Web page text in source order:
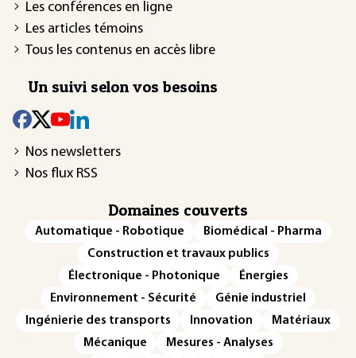
Les conférences en ligne
Les articles témoins
Tous les contenus en accès libre
Un suivi selon vos besoins
Nos newsletters
Nos flux RSS
Domaines couverts
Automatique - Robotique
Biomédical - Pharma
Construction et travaux publics
Électronique - Photonique
Énergies
Environnement - Sécurité
Génie industriel
Ingénierie des transports
Innovation
Matériaux
Mécanique
Mesures - Analyses